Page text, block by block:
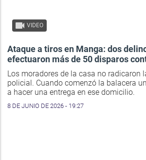
VIDEO
Ataque a tiros en Manga: dos
efectuaron más de 50 disparos
Los moradores de la casa no radicaron
policial. Cuando comenzó la balacera
a hacer una entrega en ese domicilio.
8 DE JUNIO DE 2026 - 19:27